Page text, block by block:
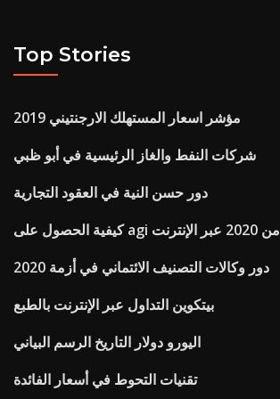
Top Stories
مؤشر اسعار المستهلك الارجنتيني 2019
شركات النفط والغاز الرئيسية في أبو ظبي
دور حسن النية في العقود التجارية
كيفية الحصول على agi من 2020 عبر الإنترنت
دور وكالات التصنيف الائتماني في أزمة 2020
بيتكوين التداول عبر الإنترنت بالطبع
اليورو دولار التاريخ الرسم البياني
تقنيات التحوط في أسعار الفائدة